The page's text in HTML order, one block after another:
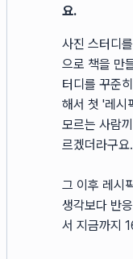
요.
사진 스터디
으로 책을 만
터디를 꾸준
해서 첫 '레시
모르는 사람
르겠더라구요.
그 이후 레시
생각보다 반
서 지금까지